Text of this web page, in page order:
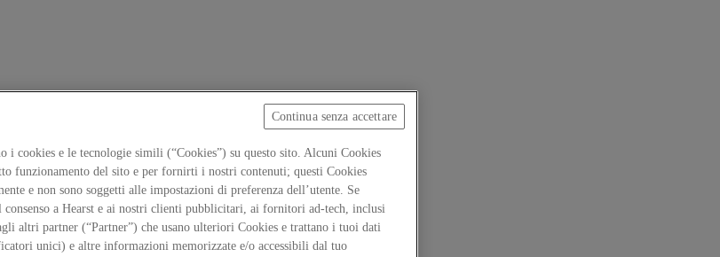
i cookies e le tecnologie simili (“Cookies”) su questo sito. Alcuni Cookies
funzionamento del sito e per fornirti i nostri contenuti; questi Cookies
e non sono soggetti alle impostazioni di preferenza dell’utente. Se
consenso a Hearst e ai nostri clienti pubblicitari, ai fornitori ad-tech, inclusi
altri partner (“Partner”) che usano ulteriori Cookies e trattano i tuoi dati
unici) e altre informazioni memorizzate e/o accessibili dal tuo
Continua senza accettare